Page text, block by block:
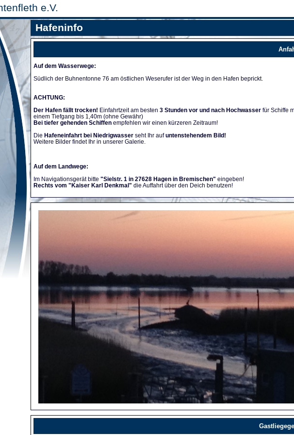
e.V.
Hafeninfo
Auf dem Wasserwege:
Südlich der Buhnentonne 76 am östlichen Weserufer ist der Weg in den Hafen beprickt.
ACHTUNG:
Der Hafen fällt trocken! Einfahrtzeit am besten 3 Stunden vor und nach Hochwasser für Schiffe
einem Tiefgang bis 1,40m (ohne Gewähr)
Bei tiefer gehenden Schiffen empfehlen wir einen kürzeren Zeitraum!
Die Hafeneinfahrt bei Niedrigwasser seht Ihr aufuntenstehendem Bild!
Weitere Bilder findet Ihr in unserer Galerie.
Auf dem Landwege:
Im Navigationsgerät bitte "Sielstr. 1 in 27628 Hagen in Bremischen" eingeben!
Rechts vom "Kaiser Karl Denkmal" die Auffahrt über den Deich benutzen!